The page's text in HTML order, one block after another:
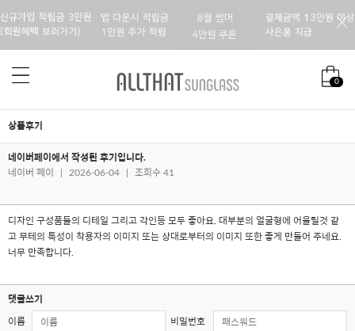
0
상품후기
네이버페이에서 작성된 후기입니다.
네이버 페이
2026-06-04 조회수 41
디자인 구성품들의 디테일 그리고 각인등 모두 좋아요. 대부분의 얼굴형에 어울릴것 같
고 무테의 특성이 착용자의 이미지 또는 상대로부터의 이미지 또한 좋게 만들어 주네요.
너무 만족합니다.
댓글쓰기
이름 비밀번호